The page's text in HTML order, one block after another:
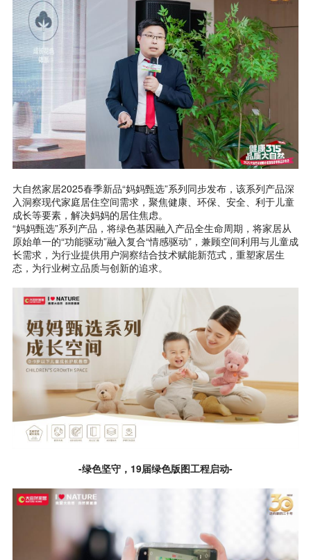
大自然家居2025春季新品“妈妈甄选”系列同步发布，该系列产品深
入洞察现代家庭居住空间需求，聚焦健康、环保、安全、利于儿童
成长等要素，解决妈妈的居住焦虑。
“妈妈甄选”系列产品，将绿色基因融入产品全生命周期，将家居从
原始单一的“功能驱动”融入复合“情感驱动”，兼顾空间利用与儿童成
长需求，为行业提供用户洞察结合技术赋能新范式，重塑家居生
态，为行业树立品质与创新的追求。
-绿色坚守，19届绿色版图工程启动-